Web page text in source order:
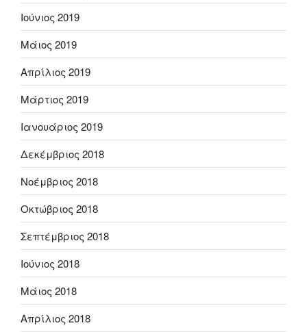
Ιούνιος 2019
Μάιος 2019
Απρίλιος 2019
Μάρτιος 2019
Ιανουάριος 2019
Δεκέμβριος 2018
Νοέμβριος 2018
Οκτώβριος 2018
Σεπτέμβριος 2018
Ιούνιος 2018
Μάιος 2018
Απρίλιος 2018